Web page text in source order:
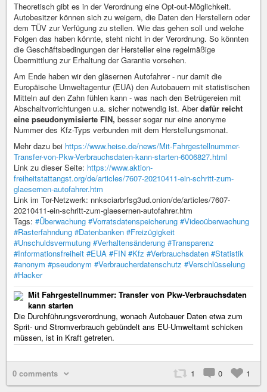
Theoretisch gibt es in der Verordnung eine Opt-out-Möglichkeit.
Autobesitzer können sich zu weigern, die Daten den Herstellern oder
dem TÜV zur Verfügung zu stellen. Wie das gehen soll und welche
Folgen das haben könnte, steht nicht in der Verordnung. So könnten
die Geschäftsbedingungen der Hersteller eine regelmäßige
Übermittlung zur Erhaltung der Garantie vorsehen.
Am Ende haben wir den gläsernen Autofahrer - nur damit die
Europäische Umweltagentur (EUA) den Autobauern mit statistischen
Mitteln auf den Zahn fühlen kann - was nach den Betrügereien mit
Abschaltvorrichtungen u.a. sicher notwendig ist. Aberdafür reicht
eine pseudonymisierte FIN, besser sogar nur eine anonyme
Nummer des Kfz-Typs verbunden mit dem Herstellungsmonat.
Mehr dazu bei https://www.heise.de/news/Mit-Fahrgestellnummer-
Transfer-von-Pkw-Verbrauchsdaten-kann-starten-6006827.html
Link zu dieser Seite: https://www.aktion-
freiheitstattangst.org/de/articles/7607-20210411-ein-schritt-zum-
glaesernen-autofahrer.htm
Link im Tor-Netzwerk: nnksciarbrfsg3ud.onion/de/articles/7607-
20210411-ein-schritt-zum-glaesernen-autofahrer.htm
Tags: #Überwachung #Vorratsdatenspeicherung #Videoüberwachung
#Rasterfahndung #Datenbanken #Freizügigkeit
#Unschuldsvermutung #Verhaltensänderung #Transparenz
#Informationsfreiheit #EUA #FIN #Kfz #Verbrauchsdaten #Statistik
#anonym #pseudonym #Verbraucherdatenschutz #Verschlüsselung
#Hacker
Mit Fahrgestellnummer: Transfer von Pkw-Verbrauchsdaten
kann starten​
Die Durchführungsverordnung, wonach Autobauer Daten etwa zum
Sprit- und Stromverbrauch gebündelt ans EU-Umweltamt schicken
müssen, ist in Kraft getreten.​
0 comments 1 0 1